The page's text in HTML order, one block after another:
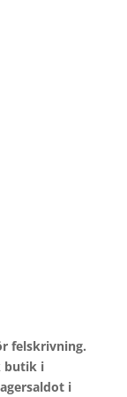
felskrivning.
butik i
i